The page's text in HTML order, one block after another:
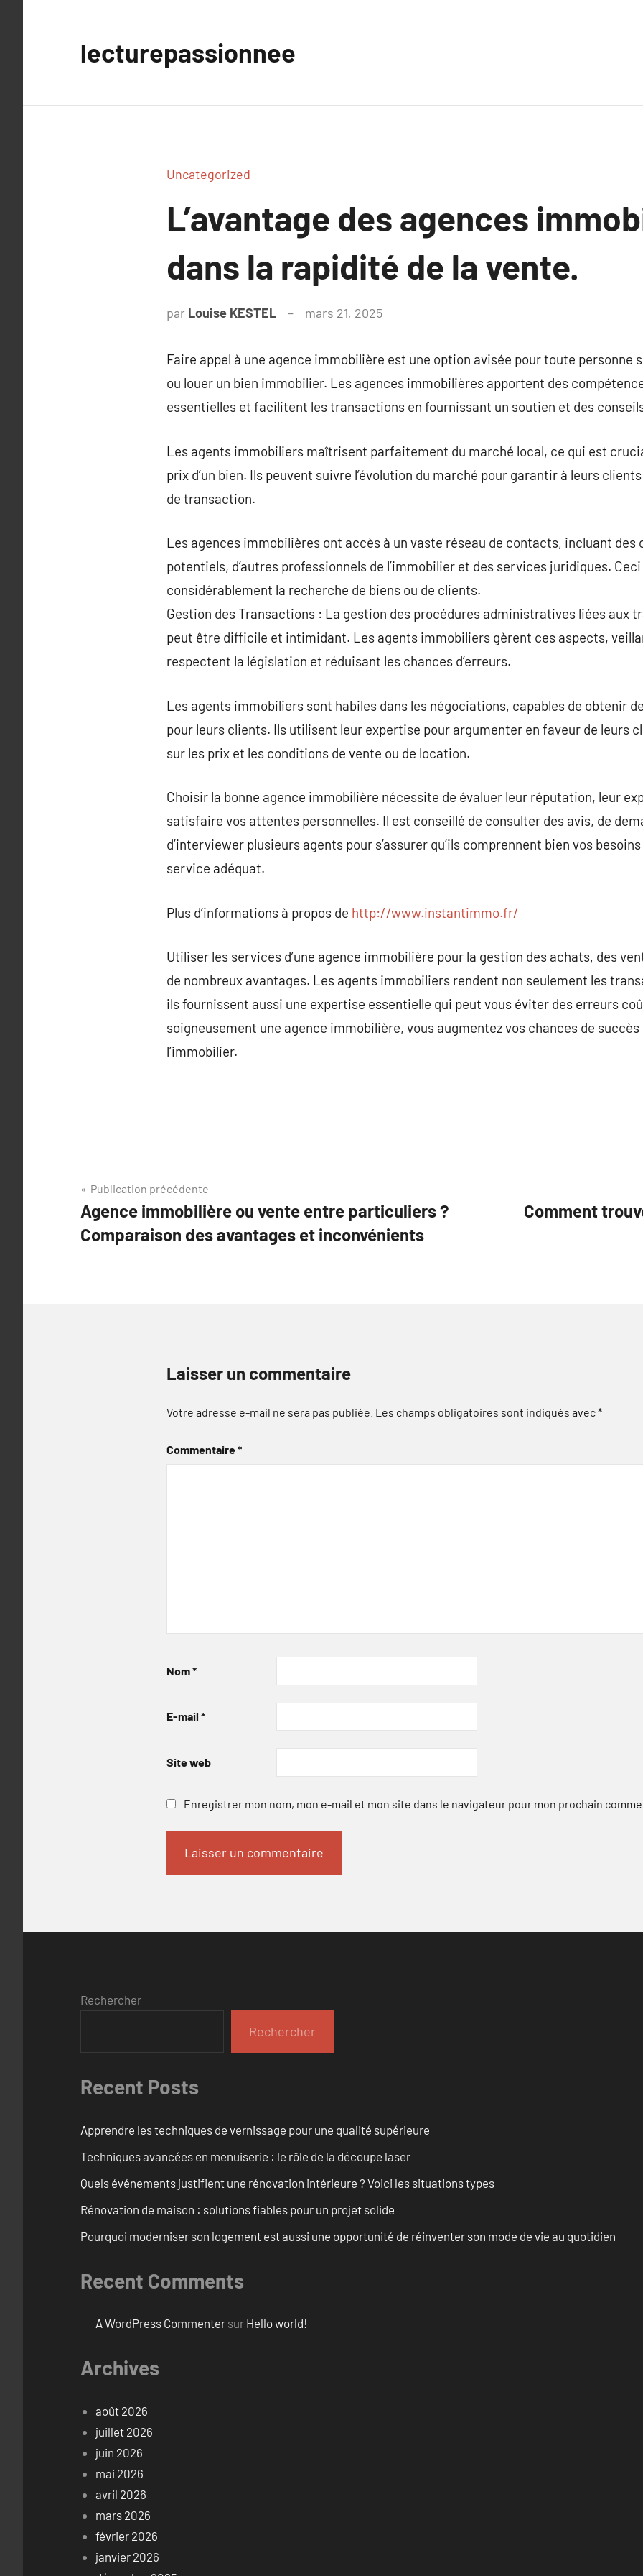
lecturepassionnee
Uncategorized
L’avantage des agences
dans la rapidité de la vente.
par Louise KESTEL mars 21, 2025
Faire appel à une agence immobilière est une option avisée pour toute personne
ou louer un bien immobilier. Les agences immobilières apportent des
essentielles et facilitent les transactions en fournissant un soutien et des
Les agents immobiliers maîtrisent parfaitement du marché local, ce qui est
prix d’un bien. Ils peuvent suivre l’évolution du marché pour garantir à leurs
de transaction.
Les agences immobilières ont accès à un vaste réseau de contacts, incluant
potentiels, d’autres professionnels de l’immobilier et des services juridiques.
considérablement la recherche de biens ou de clients.
Gestion des Transactions : La gestion des procédures administratives liées aux
peut être difficile et intimidant. Les agents immobiliers gèrent ces aspects,
respectent la législation et réduisant les chances d’erreurs.
Les agents immobiliers sont habiles dans les négociations, capables de obtenir
pour leurs clients. Ils utilisent leur expertise pour argumenter en faveur de leurs
sur les prix et les conditions de vente ou de location.
Choisir la bonne agence immobilière nécessite de évaluer leur réputation, leur
satisfaire vos attentes personnelles. Il est conseillé de consulter des avis, de
d’interviewer plusieurs agents pour s’assurer qu’ils comprennent bien vos
service adéquat.
Plus d’informations à propos de http://www.instantimmo.fr/
Utiliser les services d’une agence immobilière pour la gestion des achats, des
de nombreux avantages. Les agents immobiliers rendent non seulement les
ils fournissent aussi une expertise essentielle qui peut vous éviter des erreurs
soigneusement une agence immobilière, vous augmentez vos chances de
l’immobilier.
Navigation
de
l’article
Publication précédente
Agence immobilière ou vente entre particuliers ?
Comparaison des avantages et inconvénients
Comment
Laisser un commentaire
Votre adresse e-mail ne sera pas publiée. Les champs obligatoires sont indiqués avec*
Commentaire*
Nom*
E-mail *
Site web
Enregistrer mon nom, mon e-mail et mon site dans le navigateur pour mon prochain
Rechercher
Rechercher
Recent Posts
Apprendre les techniques de vernissage pour une qualité supérieure
Techniques avancées en menuiserie : le rôle de la découpe laser
Quels événements justifient une rénovation intérieure ? Voici les situations types
Rénovation de maison : solutions fiables pour un projet solide
Pourquoi moderniser son logement est aussi une opportunité de réinventer son mode de vie au quotidien
Recent Comments
A WordPress Commenter sur Hello world!
Archives
août 2026
juillet 2026
juin 2026
mai 2026
avril 2026
mars 2026
février 2026
janvier 2026